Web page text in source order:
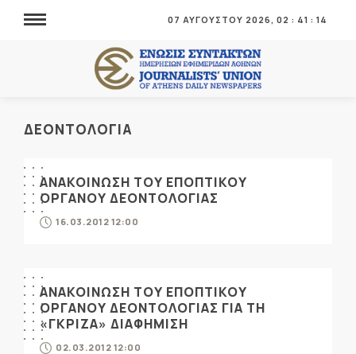
07 ΑΥΓΟΥΣΤΟΥ 2026, 02 : 41 : 16
ΔΕΟΝΤΟΛΟΓΙΑ
ΑΝΑΚΟΙΝΩΣΗ ΤΟΥ ΕΠΟΠΤΙΚΟΥ
ΟΡΓΑΝΟΥ ΔΕΟΝΤΟΛΟΓΙΑΣ
16.03.2012 12:00
ΑΝΑΚΟΙΝΩΣΗ ΤΟΥ ΕΠΟΠΤΙΚΟΥ
ΟΡΓΑΝΟΥ ΔΕΟΝΤΟΛΟΓΙΑΣ ΓΙΑ ΤΗ
«ΓΚΡΙΖΑ» ΔΙΑΦΗΜΙΣΗ
02.03.2012 12:00